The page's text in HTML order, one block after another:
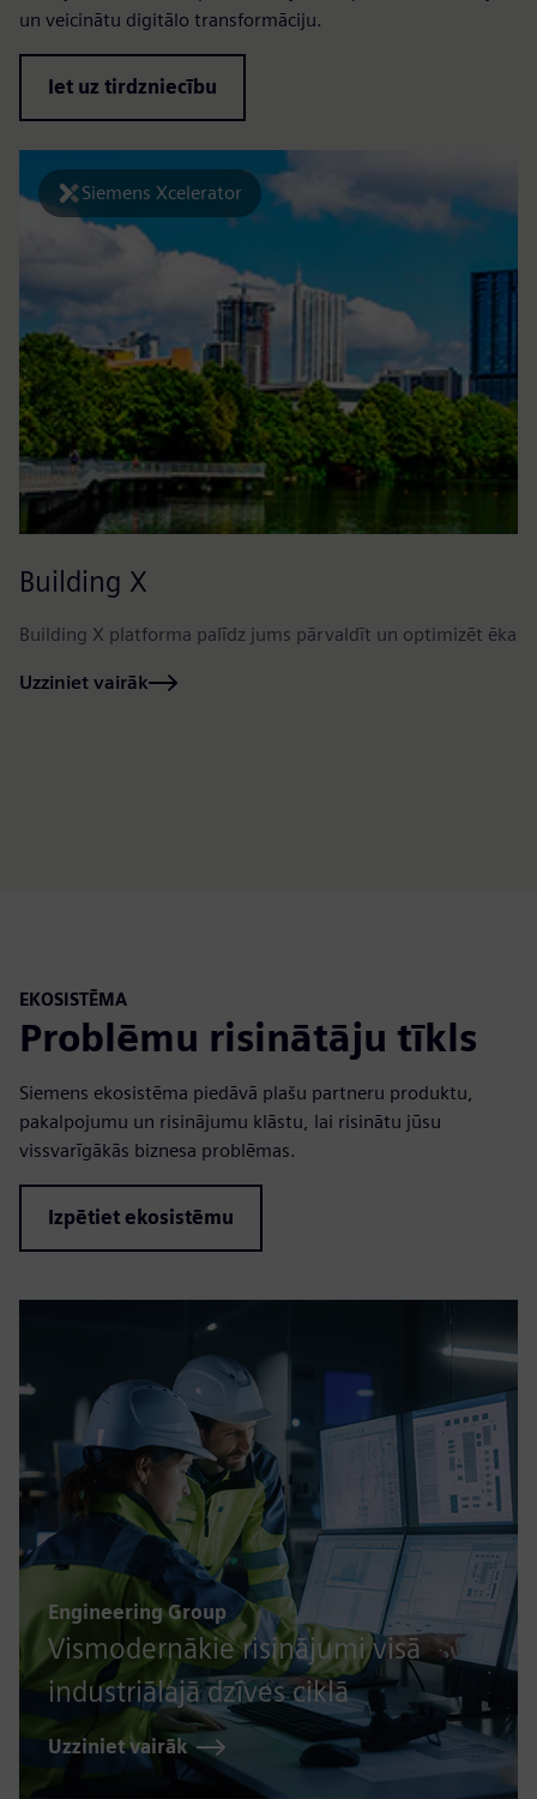
un veicinātu digitālo transformāciju.
Iet uz tirdzniecību
Siemens Xcelerator
Building X
Building X platforma palīdz jums pārvaldīt un optimizēt
Uzziniet vairāk
EKOSISTĒMA
Problēmu risinātāju tīkls
Siemens ekosistēma piedāvā plašu partneru produktu,
pakalpojumu un risinājumu klāstu, lai risinātu jūsu
vissvarīgākās biznesa problēmas.
Izpētiet ekosistēmu
Engineering Group
Vismodernākie risinājumi visā
industriālajā dzīves ciklā
Uzziniet vairāk